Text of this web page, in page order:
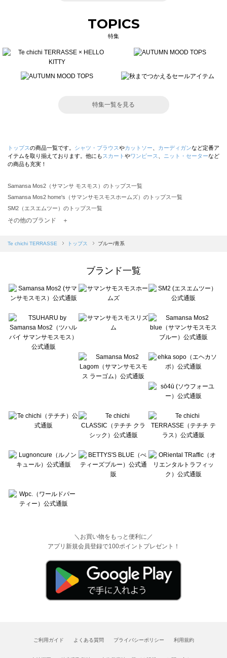
TOPICS
特集
特集一覧を見る
トップスの商品一覧です。 シャツ・ブラウスやカットソー カーディガンなど定番ア
イテムを取り揃えております。他にも スカート やワンピース ニット・セーターなど
の商品も充実！
Samansa Mos2（サマンサ モスモス）のトップス一覧
Samansa Mos2 home's（サマンサモスモスホームズ）のトップス一覧
SM2（エスエムツー）のトップス一覧
TSUHARU by Samansa Mos2（ツハルバイサマンサモスモス）のトップス一覧
Samansa Mos2 blue（サマンサモスモス ブルー）のトップス一覧
sō4ū（ソウフォーユー）のトップス一覧
Te chichi（テチチ）のトップス一覧
Te chichi CLASSIC（テチチ クラシック）のトップス一覧
Lugnoncure（ルノンキュール）のトップス一覧
BETTY'S BLUE（べティーズブルー）のトップス一覧
Wpc.（ワールドパーティー）のトップス一覧
その他のブランド ＋
Te chichi TERRASSE トップス ブルー/青系
ブランド一覧
＼お買い物をもっと便利に／
アプリ新規会員登録で100ポイントプレゼント！
ご利用ガイド よくある質問 プライバシーポリシー 利用規約